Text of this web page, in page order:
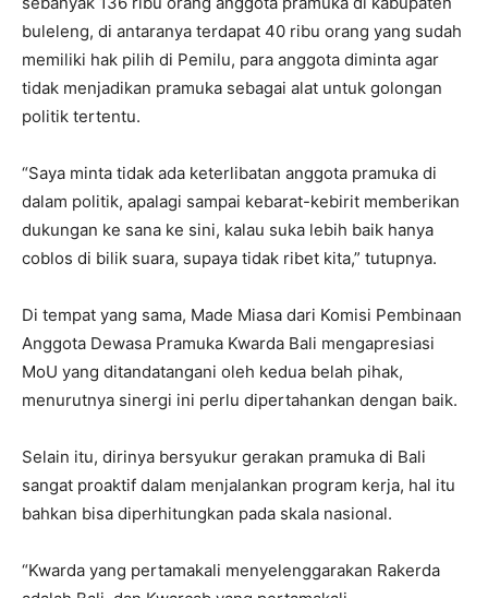
buleleng, di antaranya terdapat 40 ribu orang yang sudah
memiliki hak pilih di Pemilu, para anggota diminta agar
tidak menjadikan pramuka sebagai alat untuk golongan
politik tertentu.
“Saya minta tidak ada keterlibatan anggota pramuka di
dalam politik, apalagi sampai kebarat-kebirit memberikan
dukungan ke sana ke sini, kalau suka lebih baik hanya
coblos di bilik suara, supaya tidak ribet kita,” tutupnya.
Di tempat yang sama, Made Miasa dari Komisi Pembinaan
Anggota Dewasa Pramuka Kwarda Bali mengapresiasi
MoU yang ditandatangani oleh kedua belah pihak,
menurutnya sinergi ini perlu dipertahankan dengan baik.
Selain itu, dirinya bersyukur gerakan pramuka di Bali
sangat proaktif dalam menjalankan program kerja, hal itu
bahkan bisa diperhitungkan pada skala nasional.
“Kwarda yang pertamakali menyelenggarakan Rakerda